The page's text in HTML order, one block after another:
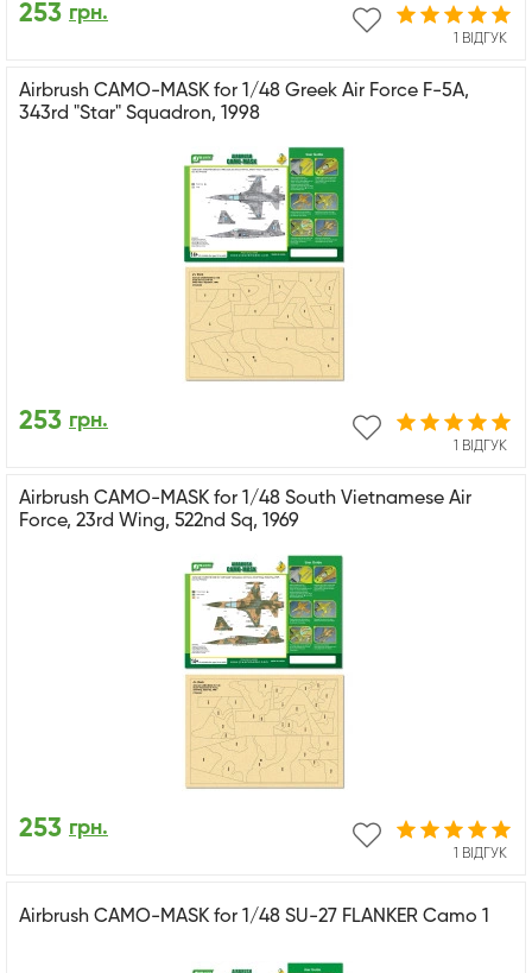
1 ВІДГУК
253 грн.
Airbrush CAMO-MASK for 1/48 Greek Air Force F-5A,
343rd "Star" Squadron, 1998
1 ВІДГУК
253 грн.
Airbrush CAMO-MASK for 1/48 South Vietnamese Air
Force, 23rd Wing, 522nd Sq, 1969
1 ВІДГУК
253 грн.
Airbrush CAMO-MASK for 1/48 SU-27 FLANKER Camo 1